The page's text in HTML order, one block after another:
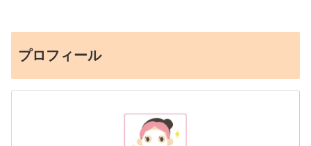
プロフィール